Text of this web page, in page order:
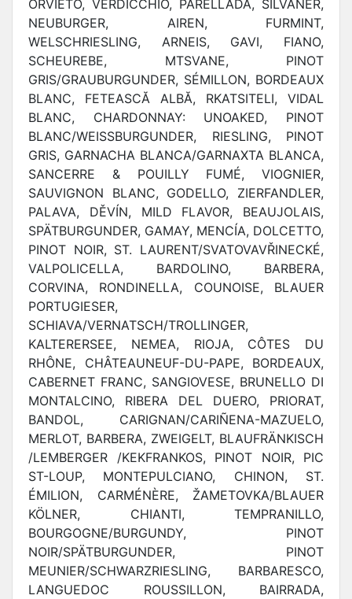
ORVIETO, VERDICCHIO, PARELLADA, SILVANER,
NEUBURGER, AIREN, FURMINT,
WELSCHRIESLING, ARNEIS, GAVI, FIANO,
SCHEUREBE, MTSVANE, PINOT
GRIS/GRAUBURGUNDER, SÉMILLON, BORDEAUX
BLANC, FETEASCĂ ALBĂ, RKATSITELI, VIDAL
BLANC, CHARDONNAY: UNOAKED, PINOT
BLANC/WEISSBURGUNDER, RIESLING, PINOT
GRIS, GARNACHA BLANCA/GARNAXTA BLANCA,
SANCERRE & POUILLY FUMÉ, VIOGNIER,
SAUVIGNON BLANC, GODELLO, ZIERFANDLER,
PALAVA, DĚVÍN, MILD FLAVOR, BEAUJOLAIS,
SPÄTBURGUNDER, GAMAY, MENCÍA, DOLCETTO,
PINOT NOIR, ST. LAURENT/SVATOVAVŘINECKÉ,
VALPOLICELLA, BARDOLINO, BARBERA,
CORVINA, RONDINELLA, COUNOISE, BLAUER
PORTUGIESER,
SCHIAVA/VERNATSCH/TROLLINGER,
KALTERERSEE, NEMEA, RIOJA, CÔTES DU
RHÔNE, CHÂTEAUNEUF-DU-PAPE, BORDEAUX,
CABERNET FRANC, SANGIOVESE, BRUNELLO DI
MONTALCINO, RIBERA DEL DUERO, PRIORAT,
BANDOL, CARIGNAN/CARIÑENA-MAZUELO,
MERLOT, BARBERA, ZWEIGELT, BLAUFRÄNKISCH
/LEMBERGER /KEKFRANKOS, PINOT NOIR, PIC
ST-LOUP, MONTEPULCIANO, CHINON, ST.
ÉMILION, CARMÉNÈRE, ŽAMETOVKA/BLAUER
KÖLNER, CHIANTI, TEMPRANILLO,
BOURGOGNE/BURGUNDY, PINOT
NOIR/SPÄTBURGUNDER, PINOT
MEUNIER/SCHWARZRIESLING, BARBARESCO,
LANGUEDOC ROUSSILLON, BAIRRADA,